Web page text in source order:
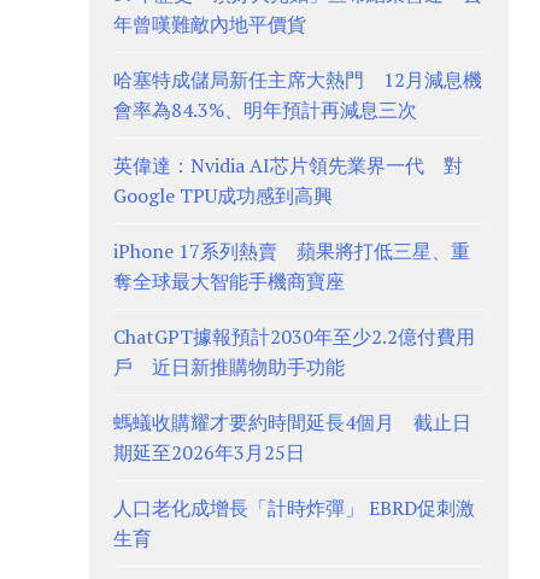
年曾嘆難敵內地平價貨
哈塞特成儲局新任主席大熱門 12月減息機
會率為84.3%、明年預計再減息三次
英偉達：Nvidia AI芯片領先業界一代 對
Google TPU成功感到高興
iPhone 17系列熱賣 蘋果將打低三星、重
奪全球最大智能手機商寶座
ChatGPT據報預計2030年至少2.2億付費用
戶 近日新推購物助手功能
螞蟻收購耀才要約時間延長4個月 截止日
期延至2026年3月25日
人口老化成增長「計時炸彈」 EBRD促刺激
生育